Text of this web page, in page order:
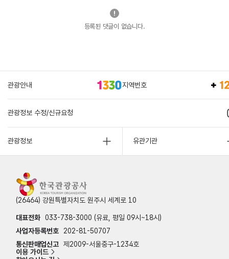
등록된 댓글이 없습니다.
관광안내 지역번호
관광정보 수정/신규요청
관광정보 유관기관
(26464) 강원특별자치도 원주시 세계로 10
대표전화 033-738-3000 (유료, 평일 09시~18시)
사업자등록번호
202-81-50707
통신판매업신고 제2009-서울중구-1234호
이용 가이드